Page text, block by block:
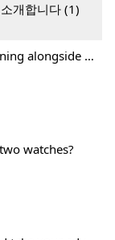
개합니다 (1)
Joke For English!(012) why were you running alongside your bike
watches?